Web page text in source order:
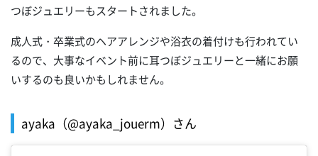
つぼジュエリーもスタートされました。
成人式・卒業式のヘアアレンジや浴衣の着付けも行われてい
るので、大事なイベント前に耳つぼジュエリーと一緒にお願
いするのも良いかもしれません。
ayaka（@ayaka_jouerm）さん